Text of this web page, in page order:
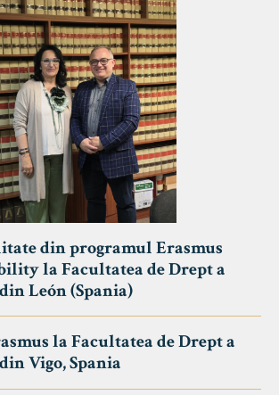
din programul Erasmus
la Facultatea de Drept a
León (Spania)
la Facultatea de Drept a
Vigo, Spania